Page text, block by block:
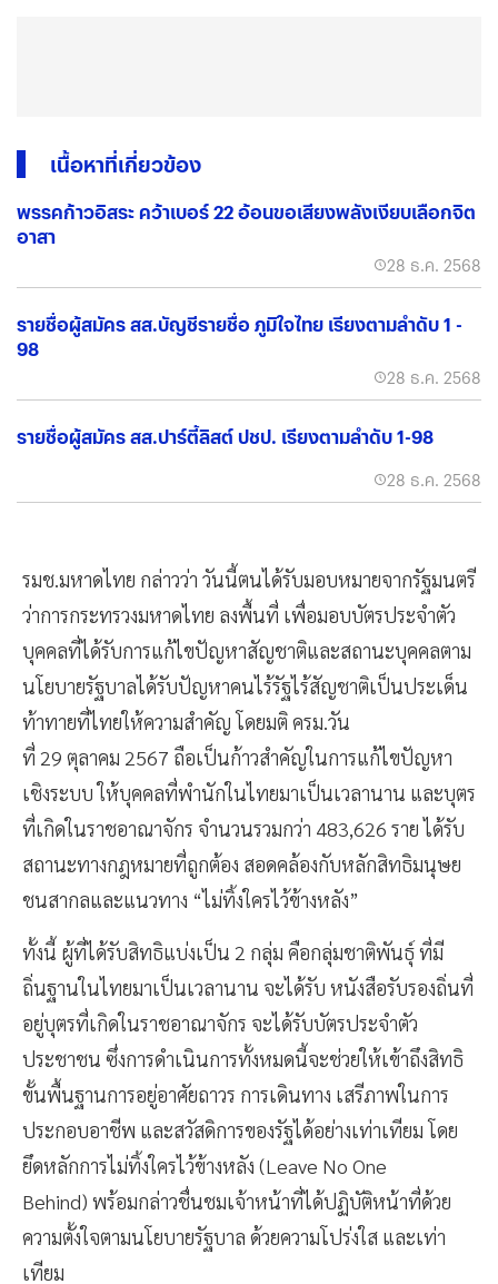
เนื้อหาที่เกี่ยวข้อง
พรรคก้าวอิสระ คว้าเบอร์ 22 อ้อนขอเสียงพลังเงียบเลือกจิต
อาสา
28 ธ.ค. 2568
รายชื่อผู้สมัคร สส.บัญชีรายชื่อ ภูมิใจไทย เรียงตามลำดับ 1 -
98
28 ธ.ค. 2568
รายชื่อผู้สมัคร สส.ปาร์ตี้ลิสต์ ปชป. เรียงตามลำดับ 1-98
28 ธ.ค. 2568
รมช.มหาดไทย กล่าวว่า วันนี้ตนได้รับมอบหมายจากรัฐมนตรี
ว่าการกระทรวงมหาดไทย ลงพื้นที่ เพื่อมอบบัตรประจำตัว
บุคคลที่ได้รับการแก้ไขปัญหาสัญชาติและสถานะบุคคลตาม
นโยบายรัฐบาลได้รับปัญหาคนไร้รัฐไร้สัญชาติเป็นประเด็น
ท้าทายที่ไทยให้ความสำคัญ โดยมติ ครม.วัน
ที่ 29 ตุลาคม 2567 ถือเป็นก้าวสำคัญในการแก้ไขปัญหา
เชิงระบบ ให้บุคคลที่พำนักในไทยมาเป็นเวลานาน และบุตร
ที่เกิดในราชอาณาจักร จำนวนรวมกว่า 483,626 ราย ได้รับ
สถานะทางกฎหมายที่ถูกต้อง สอดคล้องกับหลักสิทธิมนุษย
ชนสากลและแนวทาง “ไม่ทิ้งใครไว้ข้างหลัง”
ทั้งนี้ ผู้ที่ได้รับสิทธิแบ่งเป็น 2 กลุ่ม คือกลุ่มชาติพันธุ์ ที่มี
ถิ่นฐานในไทยมาเป็นเวลานาน จะได้รับ หนังสือรับรองถิ่นที่
อยู่บุตรที่เกิดในราชอาณาจักร จะได้รับบัตรประจำตัว
ประชาชน ซึ่งการดำเนินการทั้งหมดนี้จะช่วยให้เข้าถึงสิทธิ
ขั้นพื้นฐานการอยู่อาศัยถาวร การเดินทาง เสรีภาพในการ
ประกอบอาชีพ และสวัสดิการของรัฐได้อย่างเท่าเทียม โดย
ยึดหลักการไม่ทิ้งใครไว้ข้างหลัง (Leave No One
Behind) พร้อมกล่าวชื่นชมเจ้าหน้าที่ได้ปฏิบัติหน้าที่ด้วย
ความตั้งใจตามนโยบายรัฐบาล ด้วยความโปร่งใส และเท่า
เทียม